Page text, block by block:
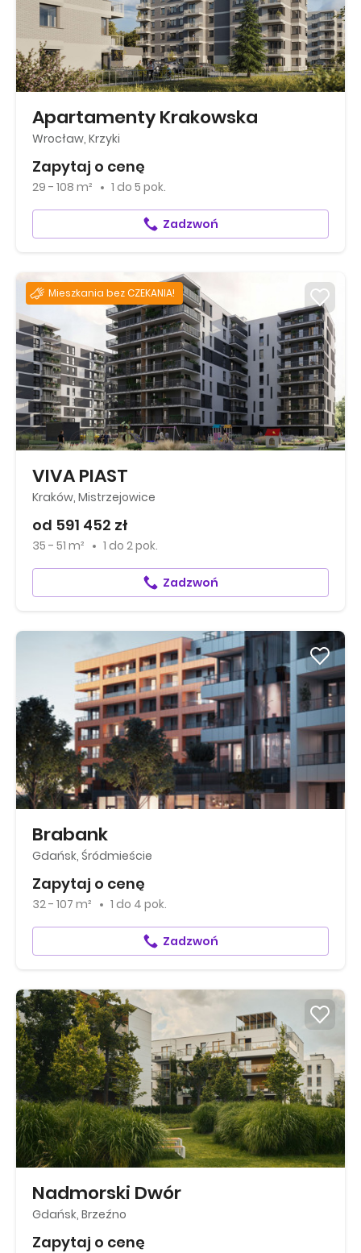
Apartamenty Krakowska
Wrocław, Krzyki
Zapytaj o cenę
29 - 108 m² 1 do 5 pok.
Zadzwoń
Mieszkania bez CZEKANIA!
VIVA PIAST
Kraków, Mistrzejowice
od 591 452 zł
35 - 51 m² 1 do 2 pok.
Zadzwoń
Brabank
Gdańsk, Śródmieście
Zapytaj o cenę
32 - 107 m² 1 do 4 pok.
Zadzwoń
Nadmorski Dwór
Gdańsk, Brzeźno
Zapytaj o cenę